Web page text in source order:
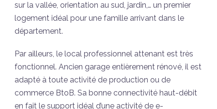
sur la vallée, orientation au sud, jardin,… un premier
logement idéal pour une famille arrivant dans le
département.
Par ailleurs, le local professionnel attenant est très
fonctionnel. Ancien garage entièrement rénové, il est
adapté à toute activité de production ou de
commerce BtoB. Sa bonne connectivité haut-débit
en fait le support idéal d’une activité de e-